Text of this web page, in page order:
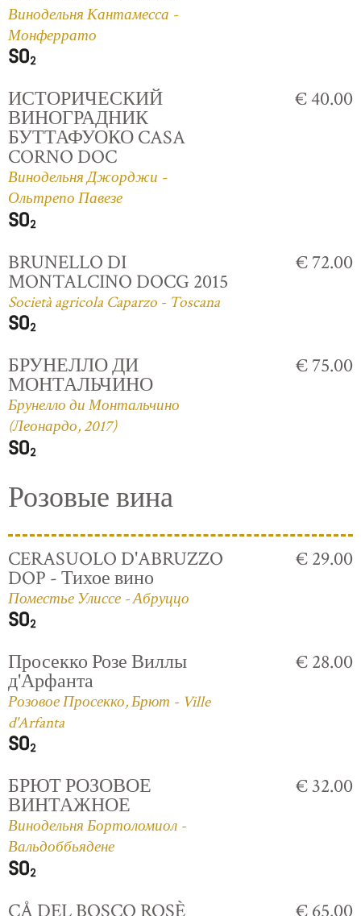
Винодельня Кантамесса -
Монферрато
ИСТОРИЧЕСКИЙ
ВИНОГРАДНИК
БУТТАФУОКО CASA
CORNO DOC
Винодельня Джорджи -
Ольтрепо Павезе
€ 40.00
BRUNELLO DI
MONTALCINO DOCG 2015
Società agricola Caparzo - Toscana
€ 72.00
БРУНЕЛЛО ДИ
МОНТАЛЬЧИНО
Брунелло ди Монтальчино
(Леонардо, 2017)
€ 75.00
Розовые вина
CERASUOLO D'ABRUZZO
DOP - Тихое вино
Поместье Улиссе - Абруццо
€ 29.00
Просекко Розе Виллы
д'Арфанта
Розовое Просекко, Брют - Ville
d'Arfanta
€ 28.00
БРЮТ РОЗОВОЕ
ВИНТАЖНОЕ
Винодельня Бортоломиол -
Вальдоббьядене
€ 32.00
CÅ DEL BOSCO ROSÈ € 65.00